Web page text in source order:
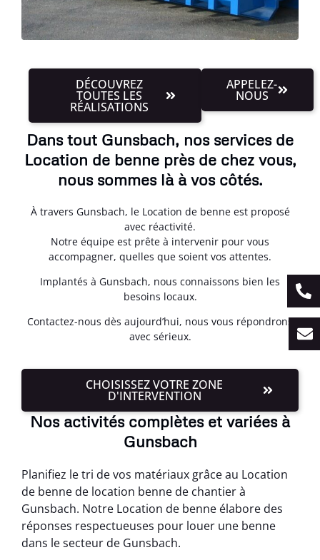
DÉCOUVREZ
TOUTES LES
RÉALISATIONS
APPELEZ-
NOUS
Dans tout Gunsbach, nos services de
Location de benne près de chez vous,
nous sommes là à vos côtés.
À travers Gunsbach, le Location de benne est proposé
avec réactivité.
Notre équipe est prête à intervenir pour vous
accompagner, quelles que soient vos attentes.
Implantés à Gunsbach, nous connaissons bien les
besoins locaux.
Contactez-nous dès aujourd’hui, nous vous répondrons
avec sérieux.
CHOISISSEZ VOTRE ZONE
D'INTERVENTION
Nos activités complètes et variées à
Gunsbach
Planifiez le tri de vos matériaux grâce au Location
de benne de location benne de chantier à
Gunsbach. Notre Location de benne élabore des
réponses respectueuses pour louer une benne
dans le secteur de Gunsbach.